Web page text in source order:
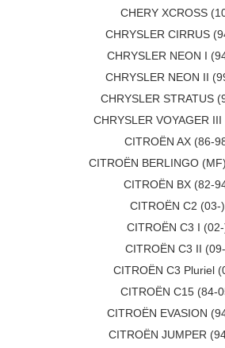
CHERY XCROSS
CHRYSLER CIRRUS
CHRYSLER NEON I
CHRYSLER NEON II
CHRYSLER STRATUS
CHRYSLER VOYAGER
CITROËN AX (86-
CITROËN BERLINGO
CITROËN BX (82-
CITROËN C2 (03-)
CITROËN C3 I
CITROËN C3 II
CITROËN C3 Pluriel
CITROËN C15 (84-
CITROËN EVASION
CITROËN JUMPER